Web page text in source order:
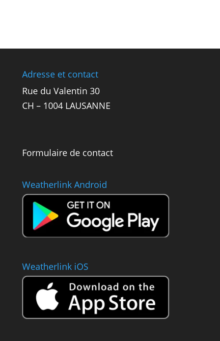
Adresse et contact
Rue du Valentin 30
CH – 1004 LAUSANNE
Formulaire de contact
Weatherlink Android
Weatherlink iOS